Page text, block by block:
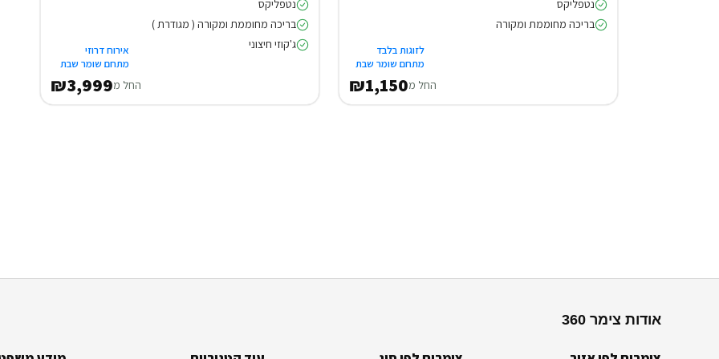
נטפליקס
בריכה מחוממת ומקורה
לזוגות בלבד
מתחם שומר שבת
החל מ₪1,150
נטפליקס
בריכה מחוממת ומקורה ( מגודרת )
ג'קוזי חיצוני
אירוח דרוזי
מתחם שומר שבת
החל מ₪3,999
אודות צימר 360